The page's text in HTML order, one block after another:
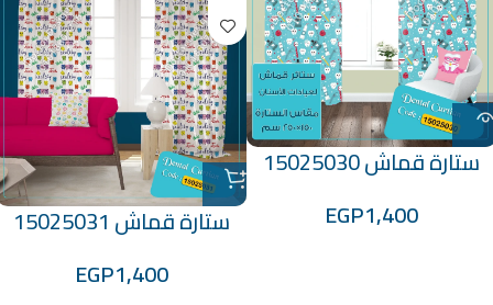
ستارة قماش 15025030
EGP1,400
ستارة قماش 15025031
EGP1,400